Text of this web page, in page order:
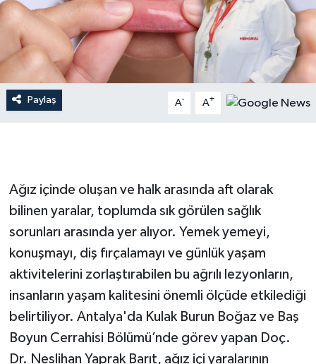
Paylaş A- A+
Ağız içinde oluşan ve halk arasında aft olarak
bilinen yaralar, toplumda sık görülen sağlık
sorunları arasında yer alıyor. Yemek yemeyi,
konuşmayı, diş fırçalamayı ve günlük yaşam
aktivitelerini zorlaştırabilen bu ağrılı lezyonların,
insanların yaşam kalitesini önemli ölçüde etkilediği
belirtiliyor. Antalya'da Kulak Burun Boğaz ve Baş
Boyun Cerrahisi Bölümü’nde görev yapan Doç.
Dr. Neslihan Yaprak Barıt, ağız içi yaralarının